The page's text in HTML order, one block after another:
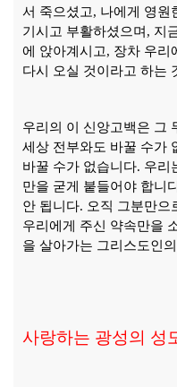
서 죽으셨고, 나에게 영원
기시고 부활하셨으며 , 지
에 앉아계시고, 장차 우리
다시 오실 것이라고 하는
우리의 이 신앙고백은 그
세상 전부와도 바꿀 수가
바꿀 수가 없습니다. 우리
만을 굳게 붙들어야 합니
안 됩니다. 오직 그분만으
우리에게 주신 약속만을
을 살아가는 그리스도인
사랑하는 광성의 성